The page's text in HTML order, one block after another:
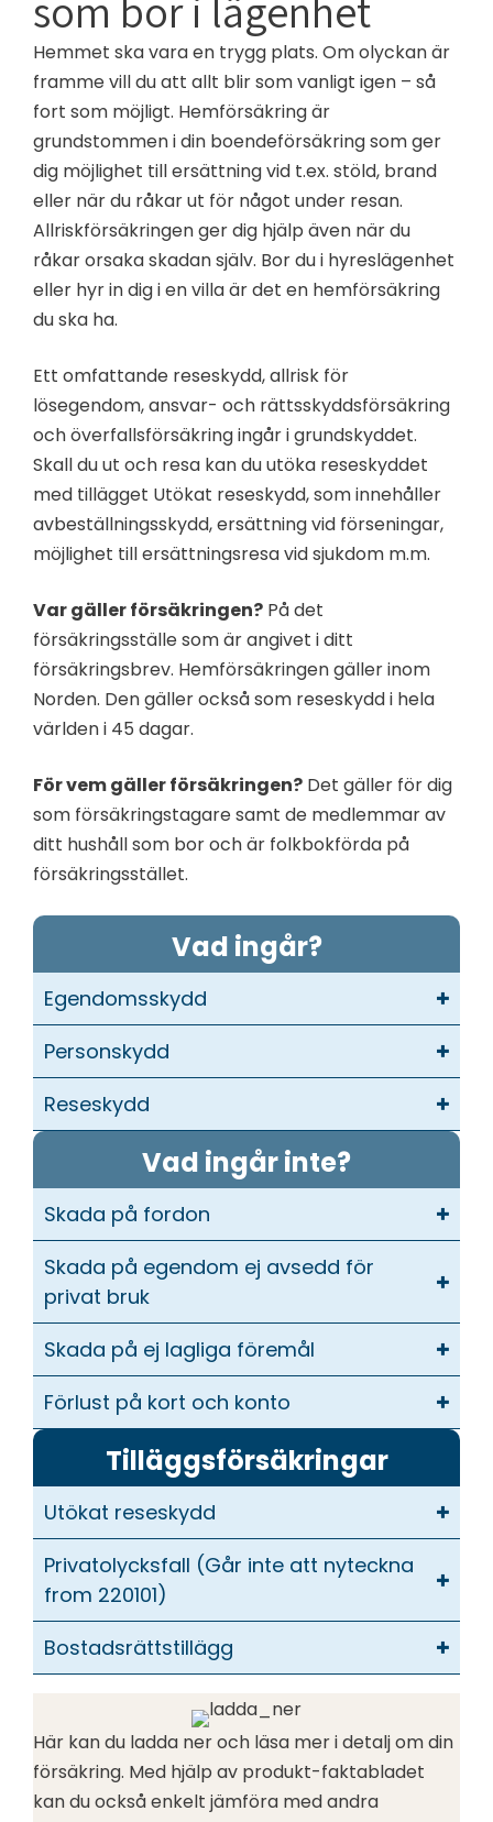
Hemmet ska vara en trygg plats. Om olyckan är
framme vill du att allt blir som vanligt igen – så
fort som möjligt. Hemförsäkring är
grundstommen i din boendeförsäkring som ger
dig möjlighet till ersättning vid t.ex. stöld, brand
eller när du råkar ut för något under resan.
Allriskförsäkringen ger dig hjälp även när du
råkar orsaka skadan själv. Bor du i hyreslägenhet
eller hyr in dig i en villa är det en hemförsäkring
du ska ha.
Ett omfattande reseskydd, allrisk för
lösegendom, ansvar- och rättsskyddsförsäkring
och överfallsförsäkring ingår i grundskyddet.
Skall du ut och resa kan du utöka reseskyddet
med tillägget Utökat reseskydd, som innehåller
avbeställningsskydd, ersättning vid förseningar,
möjlighet till ersättningsresa vid sjukdom m.m.
Var gäller försäkringen? På det
försäkringsställe som är angivet i ditt
försäkringsbrev. Hemförsäkringen gäller inom
Norden. Den gäller också som reseskydd i hela
världen i 45 dagar.
För vem gäller försäkringen? Det gäller för dig
som försäkringstagare samt de medlemmar av
ditt hushåll som bor och är folkbokförda på
försäkringsstället.
Vad ingår?
Egendomsskydd
Personskydd
Reseskydd
Vad ingår inte?
Skada på fordon
Skada på egendom ej avsedd för
privat bruk
Skada på ej lagliga föremål
Förlust på kort och konto
Tilläggsförsäkringar
Utökat reseskydd
Privatolycksfall (Går inte att nyteckna
from 220101)
Bostadsrättstillägg
Här kan du ladda ner och läsa mer i detalj om din
försäkring. Med hjälp av produkt-faktabladet
kan du också enkelt jämföra med andra